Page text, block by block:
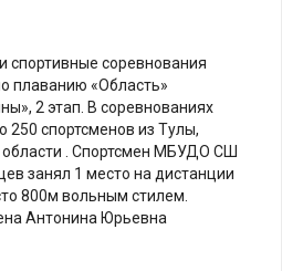
спортивные соревнования
плаванию «Область»
2 этап. В соревнованиях
250 спортсменов из Тулы,
. Спортсмен МБУДО СШ
занял 1 место на дистанции
800м вольным стилем.
Антонина Юрьевна